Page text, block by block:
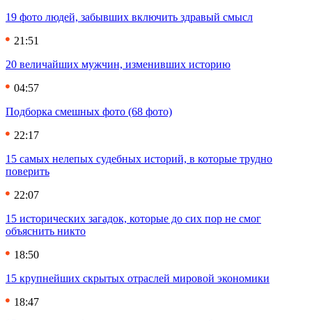
19 фото людей, забывших включить здравый смысл
21:51
20 величайших мужчин, изменивших историю
04:57
Подборка смешных фото (68 фото)
22:17
15 самых нелепых судебных историй, в которые трудно
поверить
22:07
15 исторических загадок, которые до сих пор не смог
объяснить никто
18:50
15 крупнейших скрытых отраслей мировой экономики
18:47